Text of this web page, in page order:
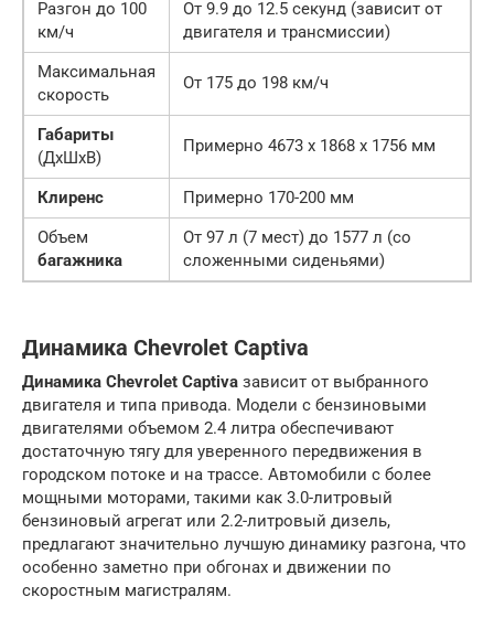
Разгон до 100
км/ч
От 9.9 до 12.5 секунд (зависит от
двигателя и трансмиссии)
Максимальная
скорость
От 175 до 198 км/ч
Габариты
(ДхШхВ)
Примерно 4673 х 1868 х 1756 мм
Клиренс
Примерно 170-200 мм
Объем
багажника
От 97 л (7 мест) до 1577 л (со
сложенными сиденьями)
Динамика Chevrolet Captiva
Динамика Chevrolet Captiva зависит от выбранного
двигателя и типа привода. Модели с бензиновыми
двигателями объемом 2.4 литра обеспечивают
достаточную тягу для уверенного передвижения в
городском потоке и на трассе. Автомобили с более
мощными моторами, такими как 3.0-литровый
бензиновый агрегат или 2.2-литровый дизель,
предлагают значительно лучшую динамику разгона, что
особенно заметно при обгонах и движении по
скоростным магистралям.